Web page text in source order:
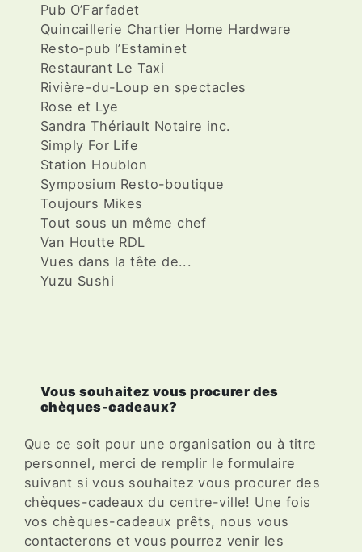
Pub O’Farfadet
Quincaillerie Chartier Home Hardware
Resto-pub l’Estaminet
Restaurant Le Taxi
Rivière-du-Loup en spectacles
Rose et Lye
Sandra Thériault Notaire inc.
Simply For Life
Station Houblon
Symposium Resto-boutique
Toujours Mikes
Tout sous un même chef
Van Houtte RDL
Vues dans la tête de...
Yuzu Sushi
Vous souhaitez vous procurer des
chèques-cadeaux?
Que ce soit pour une organisation ou à titre
personnel, merci de remplir le formulaire
suivant si vous souhaitez vous procurer des
chèques-cadeaux du centre-ville! Une fois
vos chèques-cadeaux prêts, nous vous
contacterons et vous pourrez venir les